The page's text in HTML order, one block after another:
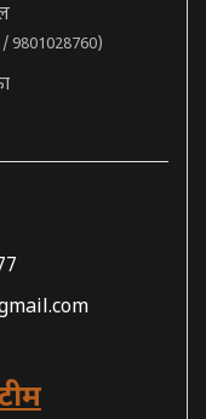
9801028760)